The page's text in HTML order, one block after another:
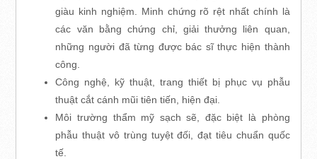
giàu kinh nghiệm. Minh chứng rõ rệt nhất chính là
các văn bằng chứng chỉ, giải thưởng liên quan,
những người đã từng được bác sĩ thực hiện thành
công.
Công nghệ, kỹ thuật, trang thiết bị phục vụ phẫu
thuật cắt cánh mũi tiên tiến, hiện đại.
Môi trường thẩm mỹ sạch sẽ, đặc biệt là phòng
phẫu thuật vô trùng tuyệt đối, đạt tiêu chuẩn quốc
tế.